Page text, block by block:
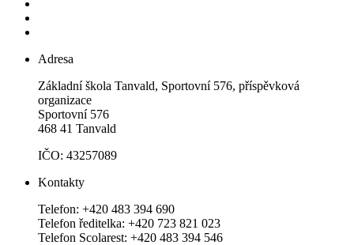
Adresa
Základní škola Tanvald, Sportovní 576, příspěvková
organizace
Sportovní 576
468 41 Tanvald
IČO: 43257089
Kontakty
Telefon: +420 483 394 690
Telefon ředitelka: +420 723 821 023
Telefon Scolarest: +420 483 394 546